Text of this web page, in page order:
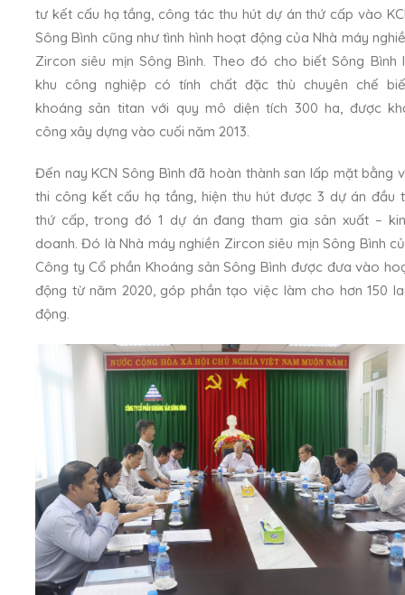
tư kết cấu hạ tầng, công tác thu hút dự án thứ cấp vào
Sông Bình cũng như tình hình hoạt động của Nhà máy
Zircon siêu mịn Sông Bình. Theo đó cho biết Sông Bình
khu công nghiệp có tính chất đặc thù chuyên chế
khoáng sản titan với quy mô diện tích 300 ha, được
công xây dựng vào cuối năm 2013.
Đến nay KCN Sông Bình đã hoàn thành san lấp mặt bằng
thi công kết cấu hạ tầng, hiện thu hút được 3 dự án đầu
thứ cấp, trong đó 1 dự án đang tham gia sản xuất –
doanh. Đó là Nhà máy nghiền Zircon siêu mịn Sông Bình
Công ty Cổ phần Khoáng sản Sông Bình được đưa vào
động từ năm 2020, góp phần tạo việc làm cho hơn 150
động.